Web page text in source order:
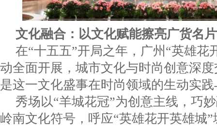
文化融合：以文化赋能擦亮广货名片
在“十五五”开局之年，广州“英雄花
动全面开展，城市文化与时尚创意深
是这一文化盛事在时尚领域的生动实
秀场以“羊城花冠”为创意主线，巧
岭南文化符号，呼应“英雄花开英雄城